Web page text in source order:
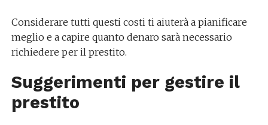
Considerare tutti questi costi ti aiuterà a pianificare
meglio e a capire quanto denaro sarà necessario
richiedere per il prestito.
Suggerimenti per gestire il
prestito